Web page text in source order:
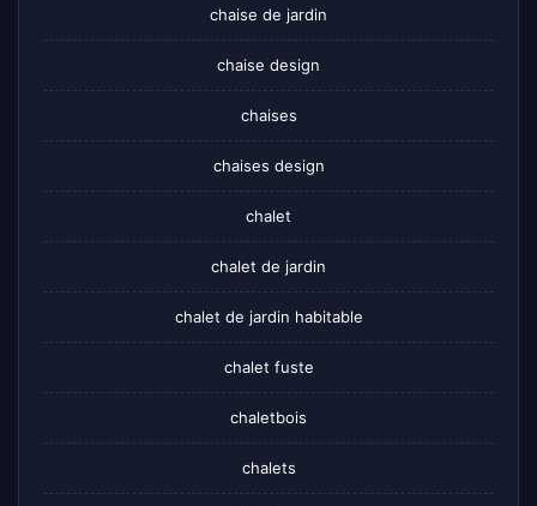
chaise de jardin
chaise design
chaises
chaises design
chalet
chalet de jardin
chalet de jardin habitable
chalet fuste
chaletbois
chalets